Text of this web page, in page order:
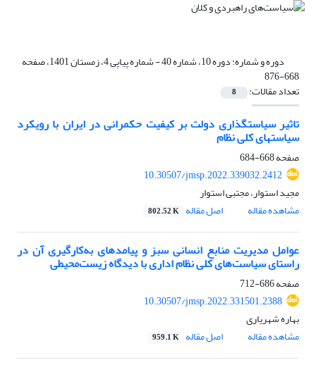
دوره و شماره: دوره 10، شماره 40 - شماره پیاپی 4، زمستان 1401، صفحه
668-876
تعداد مقالات: 8
تاثیر سیاستگذاری دولت بر کیفیت حکمرانی در ایران با رویکرد
سیاستهای کلی نظام
صفحه668-684
10.30507/jmsp.2022.339032.2412
مجید استوار، مجتبی استوار
مشاهده مقاله
اصل مقاله 802.52 K
عوامل مدیریت منابع انسانی سبز و پیامدهای به‌کارگیری آن در
راستای سیاست‌های کلی نظام اداری با دیدگاه زیست‌محیطی
صفحه686-712
10.30507/jmsp.2022.331501.2388
بهاره شهریاری
مشاهده مقاله
اصل مقاله 959.1 K